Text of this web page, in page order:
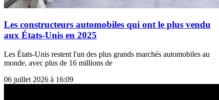
Les constructeurs automobiles qui ont le plus vendu
aux États-Unis en 2025
Les États-Unis restent l'un des plus grands marchés automobiles au
monde, avec plus de 16 millions de
06 juillet 2026 à 16:09